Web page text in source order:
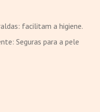
facilitam a higiene.
Seguras para a pele